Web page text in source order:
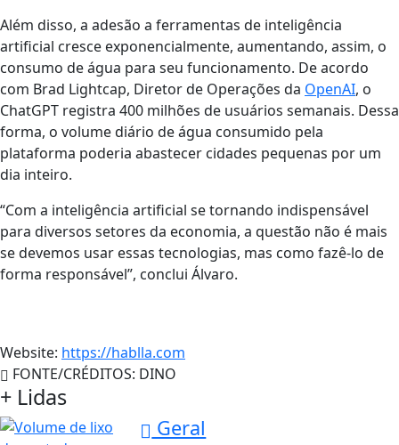
Além disso, a adesão a ferramentas de inteligência
artificial cresce exponencialmente, aumentando, assim, o
consumo de água para seu funcionamento. De acordo
com Brad Lightcap, Diretor de Operações da OpenAI, o
ChatGPT registra 400 milhões de usuários semanais. Dessa
forma, o volume diário de água consumido pela
plataforma poderia abastecer cidades pequenas por um
dia inteiro.
“Com a inteligência artificial se tornando indispensável
para diversos setores da economia, a questão não é mais
se devemos usar essas tecnologias, mas como fazê-lo de
forma responsável”, conclui Álvaro.
Website: https://hablla.com
FONTE/CRÉDITOS: DINO
+ Lidas
Geral